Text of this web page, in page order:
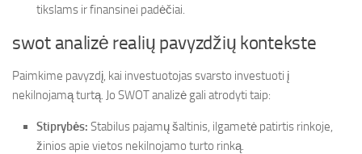
tikslams ir finansinei padėčiai.
swot analizė realių pavyzdžių kontekste
Paimkime pavyzdį, kai investuotojas svarsto investuoti į
nekilnojamą turtą. Jo SWOT analizė gali atrodyti taip:
Stiprybės: Stabilus pajamų šaltinis, ilgametė patirtis rinkoje,
žinios apie vietos nekilnojamo turto rinką.